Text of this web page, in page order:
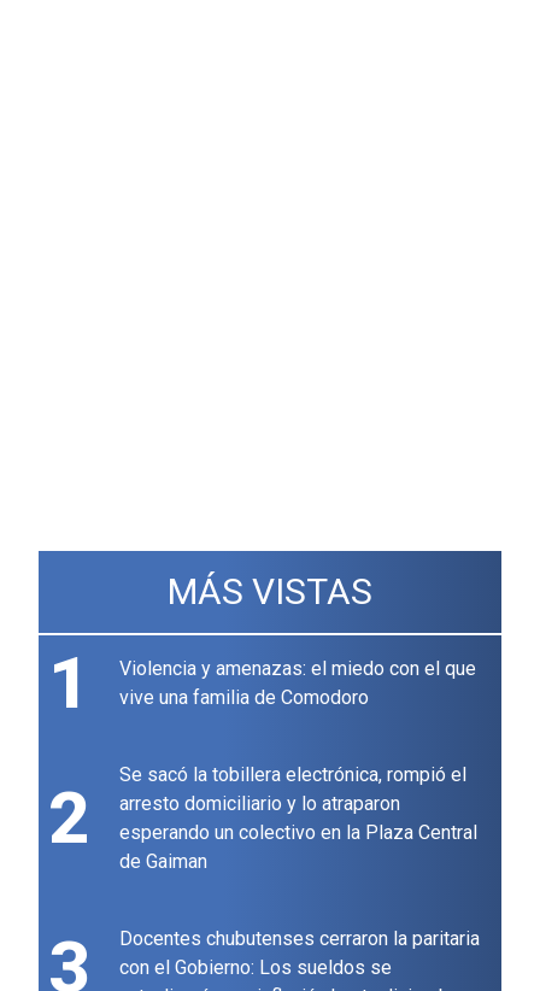
MÁS VISTAS
1
Violencia y amenazas: el miedo con el que
vive una familia de Comodoro
2
Se sacó la tobillera electrónica, rompió el
arresto domiciliario y lo atraparon
esperando un colectivo en la Plaza Central
de Gaiman
3
Docentes chubutenses cerraron la paritaria
con el Gobierno: Los sueldos se